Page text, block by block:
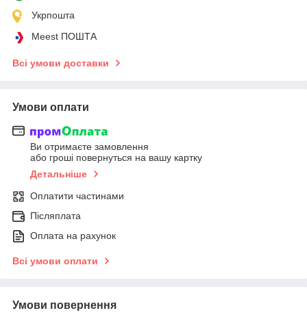
Укрпошта
Meest ПОШТА
Всі умови доставки
Умови оплати
Ви отримаєте замовлення
або гроші повернуться на вашу картку
Детальніше
Оплатити частинами
Післяплата
Оплата на рахунок
Всі умови оплати
Умови повернення